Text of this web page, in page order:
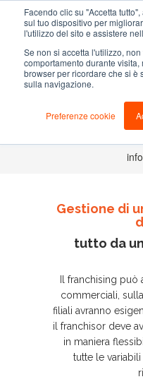
Facendo clic su "Accetta
sul tuo dispositivo per
l'utilizzo del sito e assistere
Se non si accetta l'utilizzo,
comportamento durante
browser per ricordare che si è
sulla navigazione.
Preferenze cookie
NEGOZIO
Il gestionale
Gestione di
tutto da
Il franchising
commerciali,
filiali avranno
il franchisor deve
in maniera
tutte le